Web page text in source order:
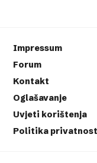
Impressum
Forum
Kontakt
Oglašavanje
Uvjeti korištenja
Politika